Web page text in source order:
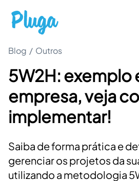
Novidades da
Casos de
Outros
Blog / Outros
5W2H: exemplo
empresa, veja
implementar!
Saiba de forma prática e
gerenciar os projetos da
utilizando a metodologia